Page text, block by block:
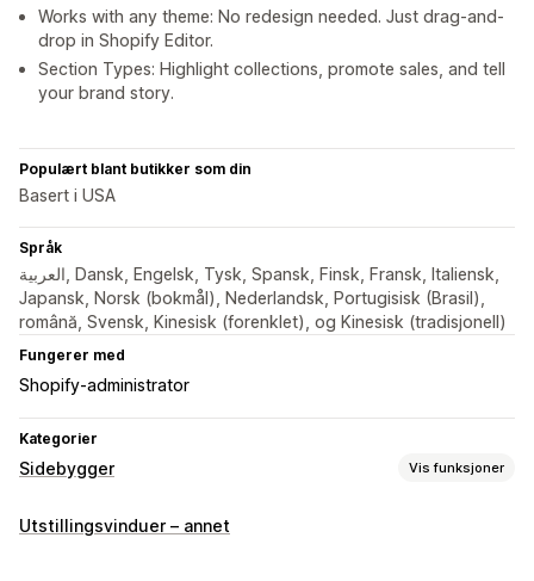
Works with any theme: No redesign needed. Just drag-and-
drop in Shopify Editor.
Section Types: Highlight collections, promote sales, and tell
your brand story.
Populært blant butikker som din
Basert i USA
Språk
العربية, Dansk, Engelsk, Tysk, Spansk, Finsk, Fransk, Italiensk,
Japansk, Norsk (bokmål), Nederlandsk, Portugisisk (Brasil),
română, Svensk, Kinesisk (forenklet), og Kinesisk (tradisjonell)
Fungerer med
Shopify-administrator
Kategorier
Sidebygger Vis funksjoner
Sidetyper
Utstillingsvinduer – annet